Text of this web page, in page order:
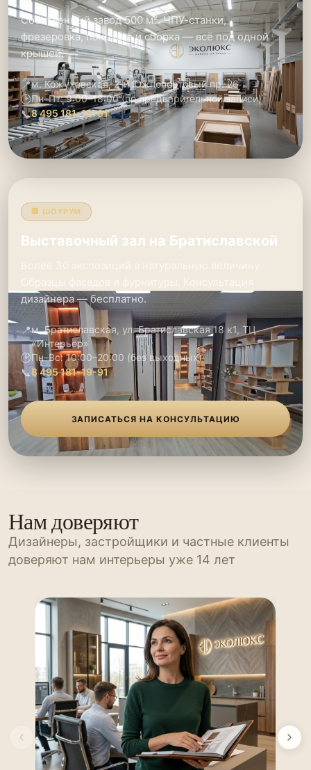
Собственный завод 500 м². ЧПУ-станки,
фрезеровка, покраска и сборка — всё под одной
крышей.
📍м. Кожуховская, 2-й Южнопортовый пр. 26
🕑Пн–Пт: 9:00–18:00 (по предварительной записи)
📞8 495 181-19-91
🏢 ШОУРУМ
Выставочный зал на Братиславской
Более 30 экспозиций в натуральную величину.
Образцы фасадов и фурнитуры. Консультация
дизайнера — бесплатно.
📍м. Братиславская, ул. Братиславская 18 к1, ТЦ
«Интерьер»
🕑Пн–Вс: 10:00–20:00 (без выходных)
📞8 495 181-19-91
ЗАПИСАТЬСЯ НА КОНСУЛЬТАЦИЮ
Нам доверяют
Дизайнеры, застройщики и частные клиенты
доверяют нам интерьеры уже 14 лет